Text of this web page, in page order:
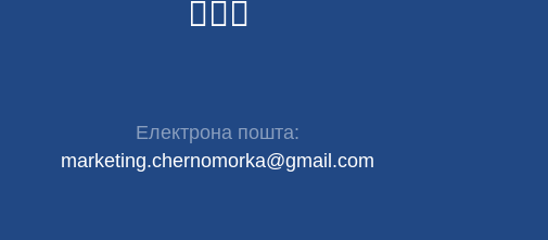
Електрона пошта:
marketing.chernomorka@gmail.com